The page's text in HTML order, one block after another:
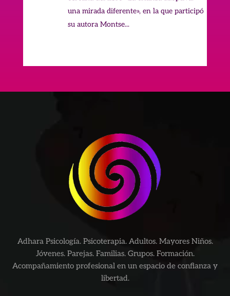
una mirada diferente», en la que participó
su autora Montse...
Adhara Psicología. Psicoterapia. Adultos. Mayores Niños.
Jóvenes. Parejas. Familias. Grupos. Formación.
Acompañamiento profesional en un espacio de confianza y
libertad.